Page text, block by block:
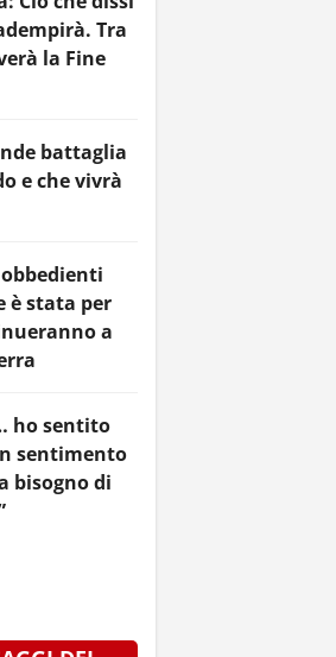
Tra
la Fine
battaglia
e che vivrà
è stata per
a
ho sentito
sentimento
bisogno di